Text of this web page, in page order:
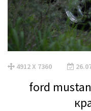
4912 X 7360
ford